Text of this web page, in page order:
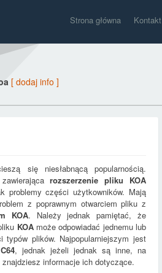
Strona główna Kontakt
[ dodaj info ]
się niesłabnącą popularnością.
rozszerzenie pliku KOA
problemy części użytkowników. Mają
z poprawnym otwarciem pliku z
KOA. Należy jednak pamiętać, że
KOAmoże odpowiadać jednemu lub
typów plików. Najpopularniejszym jest
, jednak jeżeli jednak są inne, na
znajdziesz informacje ich dotyczące.